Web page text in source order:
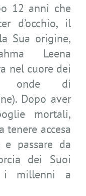
12 anni che
d’occhio, il
Sua origine,
Leena
nel cuore dei
onde di
Dopo aver
mortali,
tenere accesa
passare da
dei Suoi
i millenni a